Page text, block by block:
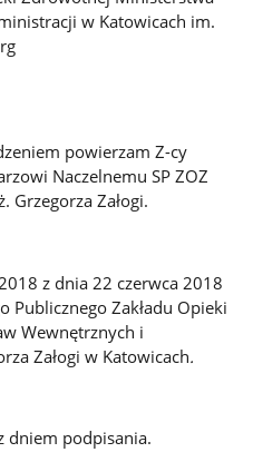
w Katowicach im.
powierzam Z-cy
Naczelnemu SP ZOZ
Grzegorza Załogi.
z dnia 22 czerwca 2018
Publicznego Zakładu Opieki
Wewnętrznych i
Załogi w Katowicach.
dniem podpisania.